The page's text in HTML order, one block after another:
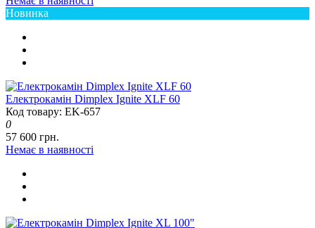
Новинка
Електрокамін Dimplex Ignite XLF 60
Код товару: EK-657
0
57 600 грн.
Немає в наявності